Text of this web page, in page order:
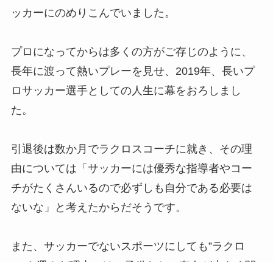
ッカーにのめりこんでいました。
プロになってからは多くの方がご存じのように、
長年に渡って熱いプレーを見せ、2019年、長いプ
ロサッカー選手としての人生に幕をおろしまし
た。
引退後は数か月でラクロスコーチに就き、その理
由については「サッカーには優秀な指導者やコー
チがたくさんいるので必ずしも自分である必要は
ないな」と考えたからだそうです。
また、サッカーでないスポーツにしても”ラクロ